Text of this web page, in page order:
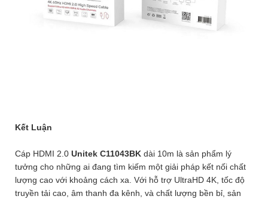
Kết Luận
Cáp HDMI 2.0 Unitek C11043BK dài 10m là sản phẩm lý
tưởng cho những ai đang tìm kiếm một giải pháp kết nối chất
lượng cao với khoảng cách xa. Với hỗ trợ UltraHD 4K, tốc độ
truyền tải cao, âm thanh đa kênh, và chất lượng bền bỉ, sản